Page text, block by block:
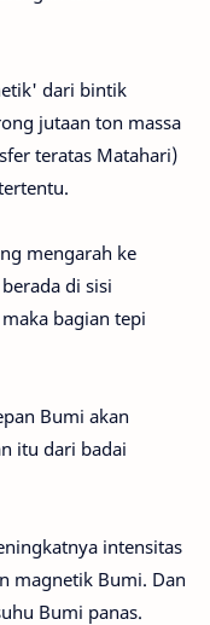
dari bintik
jutaan ton massa
teratas Matahari)
mengarah ke
di sisi
bagian tepi
Bumi akan
itu dari badai
intensitas
magnetik Bumi. Dan
Bumi panas.